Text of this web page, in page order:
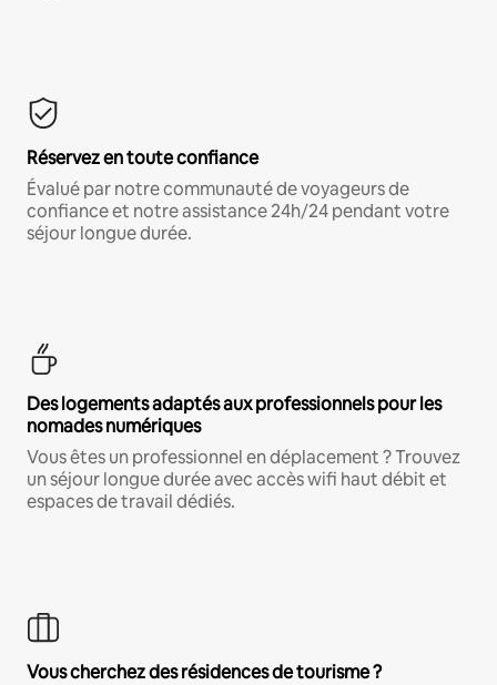
Réservez en toute confiance
Évalué par notre communauté de voyageurs de
confiance et notre assistance 24h/24 pendant votre
séjour longue durée.
Des logements adaptés aux professionnels pour les
nomades numériques
Vous êtes un professionnel en déplacement ? Trouvez
un séjour longue durée avec accès wifi haut débit et
espaces de travail dédiés.
Vous cherchez des résidences de tourisme ?